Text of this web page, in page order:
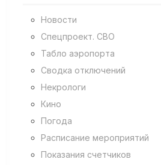
Новости
Спецпроект. СВО
Табло аэропорта
Сводка отключений
Некрологи
Кино
Погода
Расписание мероприятий
Показания счетчиков